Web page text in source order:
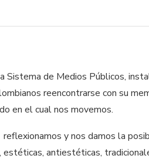
Sistema de Medios Públicos,
reencontrarse con su
en el cual nos movemos.
y nos damos la
antiestéticas,